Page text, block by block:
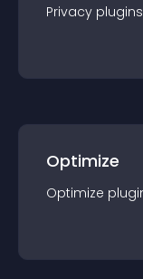
Privacy plugin
Optimize
Optimize